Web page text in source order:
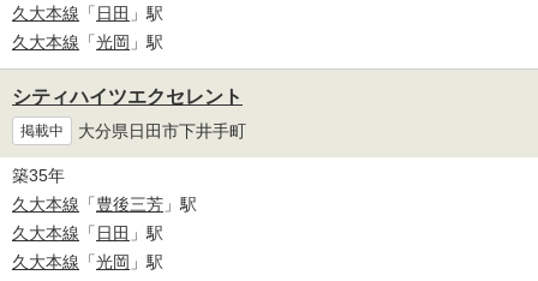
久大本線 「 日田 」駅
久大本線 「光岡 」駅
シティハイツエクセレント
掲載中 大分県日田市下井手町
築35年
久大本線 「豊後三芳 」駅
久大本線 「 日田 」駅
久大本線 「光岡 」駅